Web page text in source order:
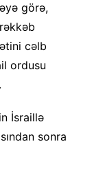
görə,
cəlb
ordusu
İsraillə
sonra